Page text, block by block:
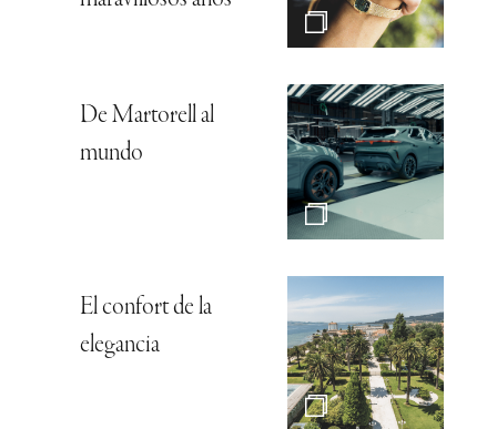
De Martorell al
mundo
El confort de la
elegancia